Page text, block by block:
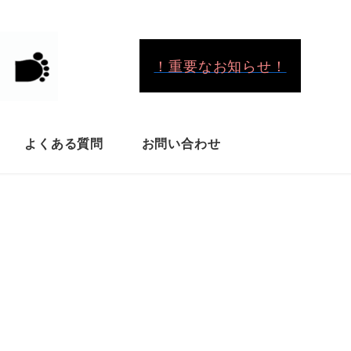
！重要なお知らせ！
よくある質問 お問い合わせ